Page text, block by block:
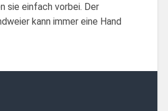
sie einfach vorbei. Der
kann immer eine Hand